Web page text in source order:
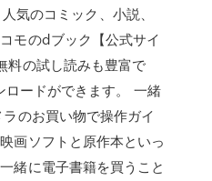
気のコミック、小説、
モのdブック【公式サイ
料の試し読みも豊富で
ードができます。 一緒
のお買い物で操作ガイ
画ソフトと原作本といっ
緒に電子書籍を買うこと